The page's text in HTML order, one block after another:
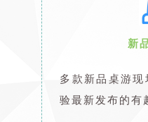
新
多款新品桌游
验最新发布的有